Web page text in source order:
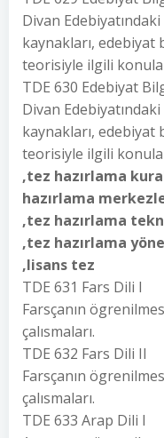
Divan
kaynakları, edebiyat
teorisiyle ilgili
TDE 630 Edebiyat
Divan
kaynakları, edebiyat
teorisiyle ilgili
,tez hazırlama
hazırlama
,tez hazırlama
,tez hazırlama
,lisans tez
TDE 631 Fars Dili I
Farsçanın
çalısmaları.
TDE 632 Fars Dili II
Farsçanın
çalısmaları.
TDE 633 Arap Dili I